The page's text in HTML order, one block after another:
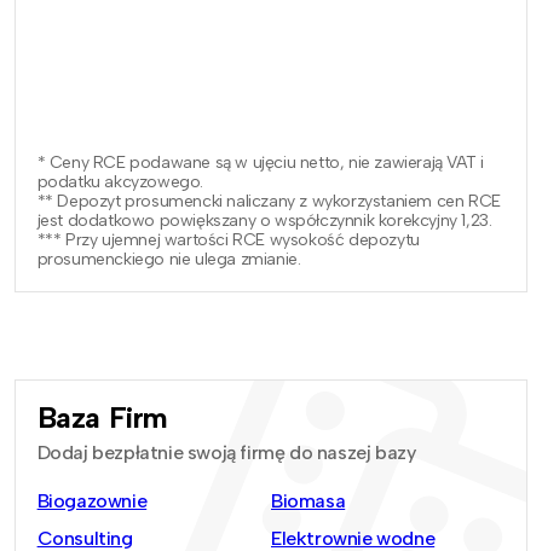
* Ceny RCE podawane są w ujęciu netto, nie zawierają VAT i
podatku akcyzowego.
** Depozyt prosumencki naliczany z wykorzystaniem cen RCE
jest dodatkowo powiększany o współczynnik korekcyjny 1,23.
*** Przy ujemnej wartości RCE wysokość depozytu
prosumenckiego nie ulega zmianie.
Baza Firm
Dodaj bezpłatnie swoją firmę do naszej bazy
Biogazownie
Biomasa
Consulting
Elektrownie wodne